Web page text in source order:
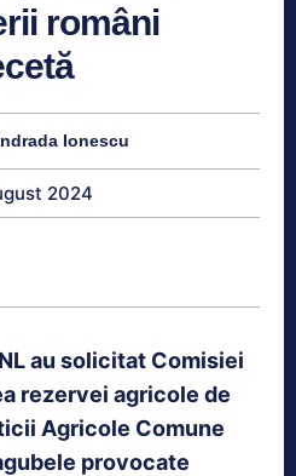
români
Ionescu
2024
au solicitat Comisiei
rezervei agricole de
Agricole Comune
provocate